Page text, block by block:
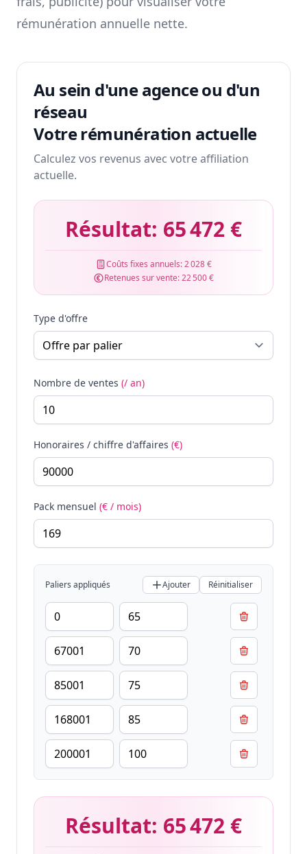
rémunération annuelle nette.
Au sein d'une agence ou d'un
réseau
Votre rémunération actuelle
Calculez vos revenus avec votre affiliation
actuelle.
Résultat: 65 472 €
Coûts fixes annuels:2 028 €
Retenues sur vente:22 500 €
Type d'offre
Nombre de ventes (/ an)
Honoraires / chiffre d'affaires (€)
Pack mensuel (€ / mois)
Paliers appliqués Ajouter Réinitialiser
Résultat: 65 472 €